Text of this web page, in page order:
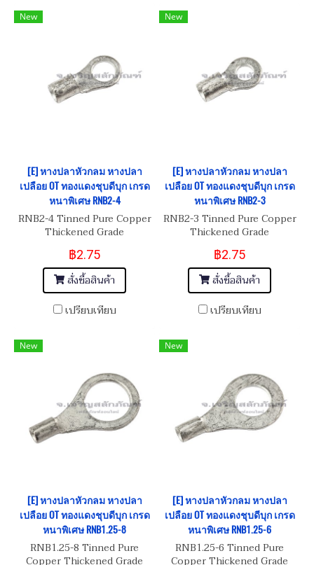
New
[E] หางปลาหัวกลม หางปลา
เปลือย OT ทองแดงชุบดีบุก เกรด
หนาพิเศษ RNB2-4
RNB2-4 Tinned Pure Copper
Thickened Grade
฿2.75
สั่งซื้อสินค้า
เปรียบเทียบ
New
[E] หางปลาหัวกลม หางปลา
เปลือย OT ทองแดงชุบดีบุก เกรด
หนาพิเศษ RNB2-3
RNB2-3 Tinned Pure Copper
Thickened Grade
฿2.75
สั่งซื้อสินค้า
เปรียบเทียบ
New
[E] หางปลาหัวกลม หางปลา
เปลือย OT ทองแดงชุบดีบุก เกรด
หนาพิเศษ RNB1.25-8
RNB1.25-8 Tinned Pure
Copper Thickened Grade
New
[E] หางปลาหัวกลม หางปลา
เปลือย OT ทองแดงชุบดีบุก เกรด
หนาพิเศษ RNB1.25-6
RNB1.25-6 Tinned Pure
Copper Thickened Grade